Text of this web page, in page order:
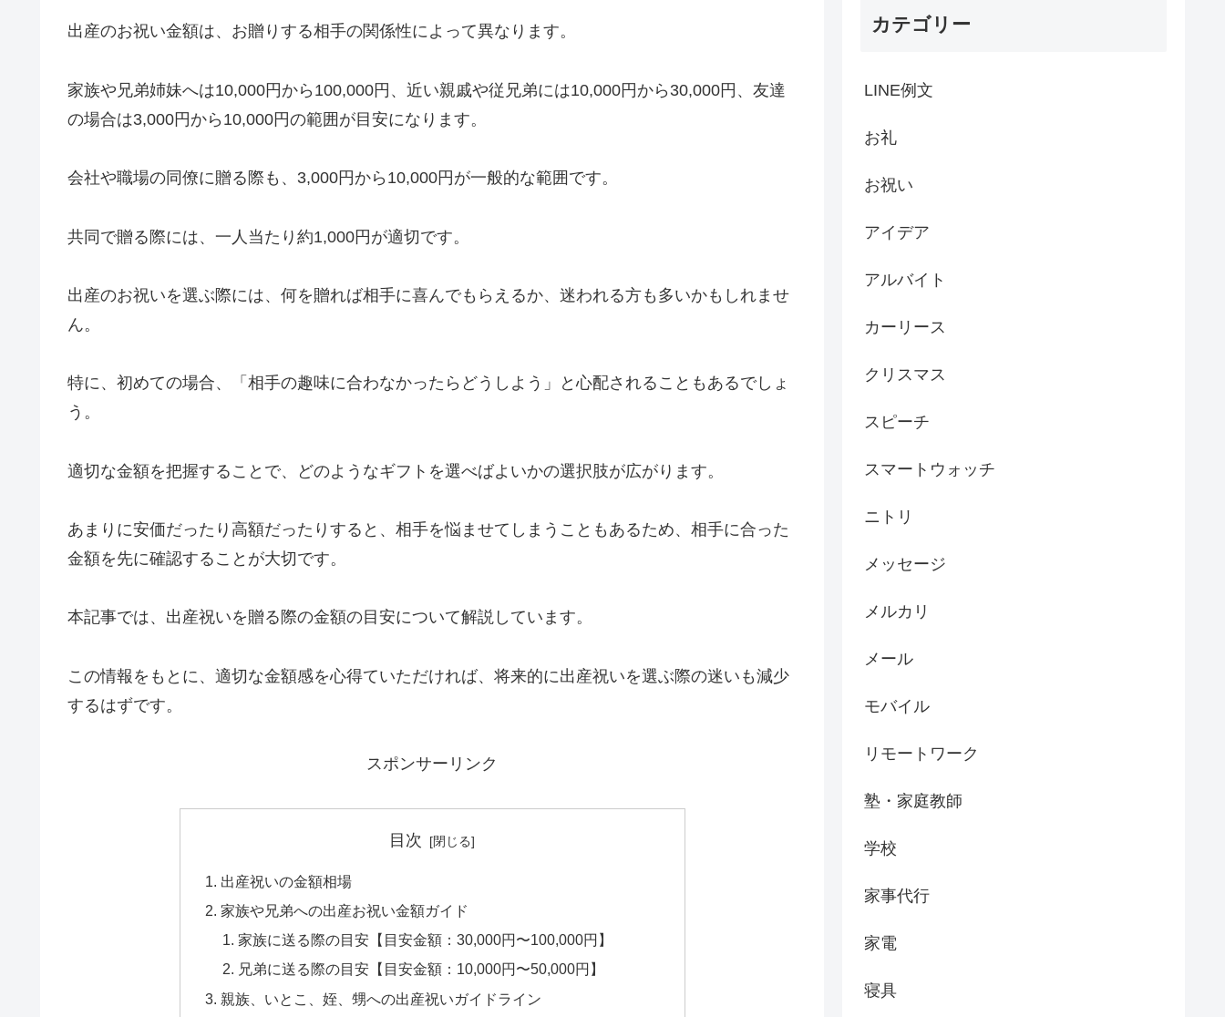
出産のお祝い金額は、お贈りする相手の関係性によって異なります。
家族や兄弟姉妹へは10,000円から100,000円、近い親戚や従兄弟には10,000円から30,000円、友達
の場合は3,000円から10,000円の範囲が目安になります。
会社や職場の同僚に贈る際も、3,000円から10,000円が一般的な範囲です。
共同で贈る際には、一人当たり約1,000円が適切です。
出産のお祝いを選ぶ際には、何を贈れば相手に喜んでもらえるか、迷われる方も多いかもしれませ
ん。
特に、初めての場合、「相手の趣味に合わなかったらどうしよう」と心配されることもあるでしょ
う。
適切な金額を把握することで、どのようなギフトを選べばよいかの選択肢が広がります。
あまりに安価だったり高額だったりすると、相手を悩ませてしまうこともあるため、相手に合った
金額を先に確認することが大切です。
本記事では、出産祝いを贈る際の金額の目安について解説しています。
この情報をもとに、適切な金額感を心得ていただければ、将来的に出産祝いを選ぶ際の迷いも減少
するはずです。
スポンサーリンク
目次
出産祝いの金額相場
家族や兄弟への出産お祝い金額ガイド
家族に送る際の目安【目安金額：30,000円〜100,000円】
兄弟に送る際の目安【目安金額：10,000円〜50,000円】
親族、いとこ、姪、甥への出産祝いガイドライン
カテゴリー
LINE例文
お礼
お祝い
アイデア
アルバイト
カーリース
クリスマス
スピーチ
スマートウォッチ
ニトリ
メッセージ
メルカリ
メール
モバイル
リモートワーク
塾・家庭教師
学校
家事代行
家電
寝具